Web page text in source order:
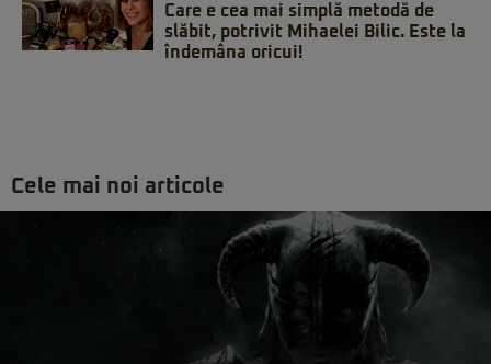
Care e cea mai simplă metodă de
slăbit, potrivit Mihaelei Bilic. Este la
îndemâna oricui!
Cele mai noi articole